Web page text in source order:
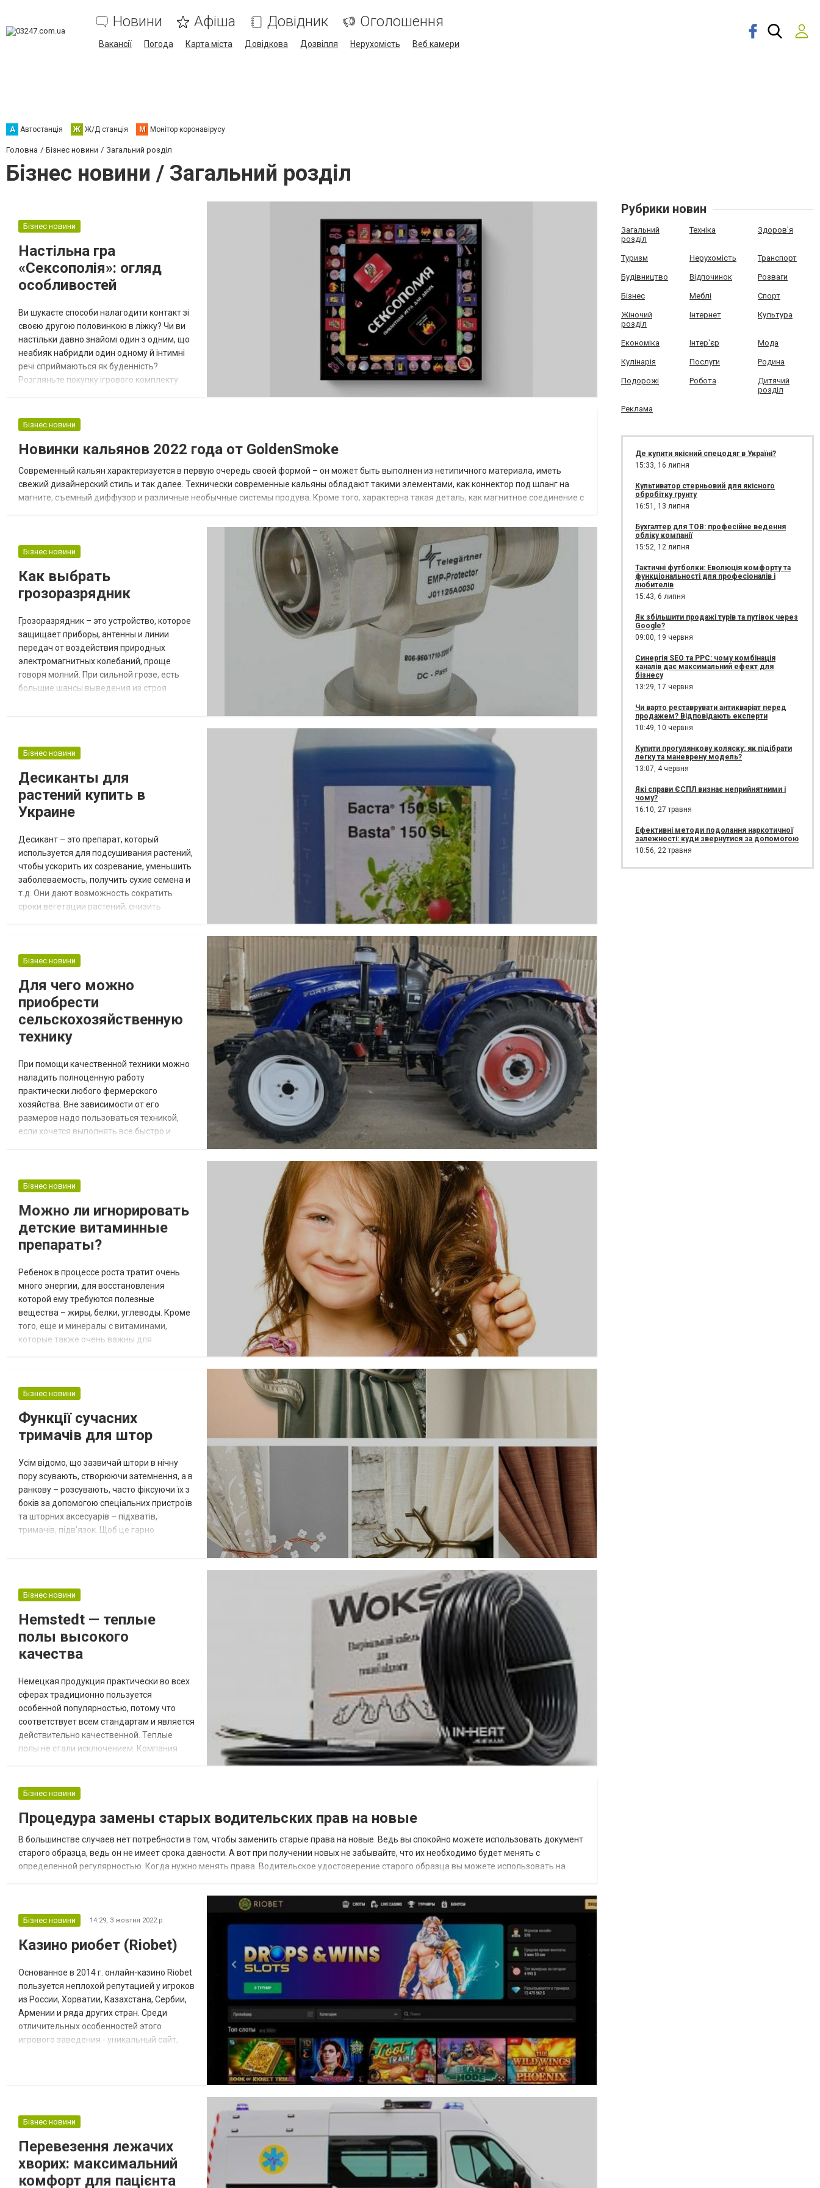
Новини Афіша Довідник Оголошення
Вакансії Погода Карта міста Довідкова Дозвілля Нерухомість Веб камери
А Автостанція Ж Ж/Д станція М Монітор коронавірусу
Головна Бізнес новини Загальний розділ
Бізнес новини / Загальний розділ
Бізнес новини
Настільна гра
«Сексополія»: огляд
особливостей
Ви шукаєте способи налагодити контакт зі
своєю другою половинкою в ліжку? Чи ви
настільки давно знайомі один з одним, що
неабияк набридли один одному й інтимні
речі сприймаються як буденність?
Розгляньте покупку ігрового комплекту
огляд настільної гри, який ми наводимо
нижче. У чому полягають правила гри? На
перший погляд змагання мало чим
Бізнес новини
Новинки кальянов 2022 года от GoldenSmoke
Современный кальян характеризуется в первую очередь своей формой – он может быть выполнен из нетипичного материала, иметь
свежий дизайнерский стиль и так далее. Технически современные кальяны обладают такими элементами, как коннектор под шланг на
магните, съемный диффузор и различные необычные системы продува. Кроме того, характерна такая деталь, как магнитное соединение с
Бізнес новини
Как выбрать
грозоразрядник
Грозоразрядник – это устройство, которое
защищает приборы, антенны и линии
передач от воздействия природных
электромагнитных колебаний, проще
говоря молний. При сильной грозе, есть
большие шансы выведения из строя
сжигают все подключенные приборы. Во
устанавливается гроз...
Бізнес новини
Десиканты для
растений купить в
Украине
Десикант – это препарат, который
используется для подсушивания растений,
чтобы ускорить их созревание, уменьшить
заболеваемость, получить сухие семена и
т.д. Они дают возможность сократить
сроки вегетации растений, снизить
по доступной цене вы можете на
Десиканты для подсушивания растений:
виды и...
Бізнес новини
Для чего можно
приобрести
сельскохозяйственную
технику
При помощи качественной техники можно
наладить полноценную работу
практически любого фермерского
хозяйства. Вне зависимости от его
размеров надо пользоваться техникой,
если хочется выполнять все быстро и
нашел оптимальный вариант. По ссылке
вариантами можно ознакомится
детальней, получив доступ к удобному
Бізнес новини
Можно ли игнорировать
детские витаминные
препараты?
Ребенок в процессе роста тратит очень
много энергии, для восстановления
которой ему требуются полезные
вещества – жиры, белки, углеводы. Кроме
того, еще и минералы с витаминами,
которые также очень важны для
правильный обмен веществ,
иммунитет. Чаще всего витамины
поступают в организм с пищей. При их
Бізнес новини
Функції сучасних
тримачів для штор
Усім відомо, що зазвичай штори в нічну
пору зсувають, створюючи затемнення, а в
ранкову – розсувають, часто фіксуючи їх з
боків за допомогою спеціальних пристроїв
та шторних аксесуарів – підхватів,
тримачів, підв’язок. Щоб це гарно
вироби, призначені для фіксації шторних
вико...
Бізнес новини
Hemstedt — теплые
полы высокого
качества
Немецкая продукция практически во всех
сферах традиционно пользуется
особенной популярностью, потому что
соответствует всем стандартам и является
действительно качественной. Теплые
полы не стали исключением. Компания
продукции не только на европейской
территории, но и по всему миру. По ссылке
https://leto.net.ua/teplye-
poly/hemstedt_pol/ с видами и
особенностями ее продукции можно
ознако...
Бізнес новини
Процедура замены старых водительских прав на новые
В большинстве случаев нет потребности в том, чтобы заменить старые права на новые. Ведь вы спокойно можете использовать документ
старого образца, ведь он не имеет срока давности. А вот при получении новых не забывайте, что их необходимо будет менять с
определенной регулярностью. Когда нужно менять права Водительское удостоверение старого образца вы можете использовать на
Бізнес новини 14:29, 3 жовтня 2022 р.
Казино риобет (Riobet)
Основанное в 2014 г. онлайн-казино Riobet
пользуется неплохой репутацией у игроков
из России, Хорватии, Казахстана, Сербии,
Армении и ряда других стран. Среди
отличительных особенностей этого
игрового заведения - уникальный сайт,
бонусы. Среди них: сразу после
Бізнес новини
Перевезення лежачих
хворих: максимальний
комфорт для пацієнта
Рубрики новин
Загальний
розділ
Техніка Здоров'я
Туризм Нерухомість Транспорт
Будівництво Відпочинок Розваги
Бізнес Меблі Спорт
Жіночий
розділ
Інтернет Культура
Економіка Інтер'єр Мода
Кулінарія Послуги Родина
Подорожі Робота
Дитячий
розділ
Реклама
Де купити якісний спецодяг в Україні?
15:33, 16 липня
Культиватор стерньовий для якісного
обробітку грунту
16:51, 13 липня
Бухгалтер для ТОВ: професійне ведення
обліку компанії
15:52, 12 липня
Тактичні футболки: Еволюція комфорту та
функціональності для професіоналів і
любителів
15:43, 6 липня
Як збільшити продажі турів та путівок через
Google?
09:00, 19 червня
Синергія SEO та PPC: чому комбінація
каналів дає максимальний ефект для
бізнесу
13:29, 17 червня
Чи варто реставрувати антикваріат перед
продажем? Відповідають експерти
10:49, 10 червня
Купити прогулянкову коляску: як підібрати
легку та маневрену модель?
13:07, 4 червня
Які справи ЄСПЛ визнає неприйнятними і
чому?
16:10, 27 травня
Ефективні методи подолання наркотичної
залежності: куди звернутися за допомогою
10:56, 22 травня